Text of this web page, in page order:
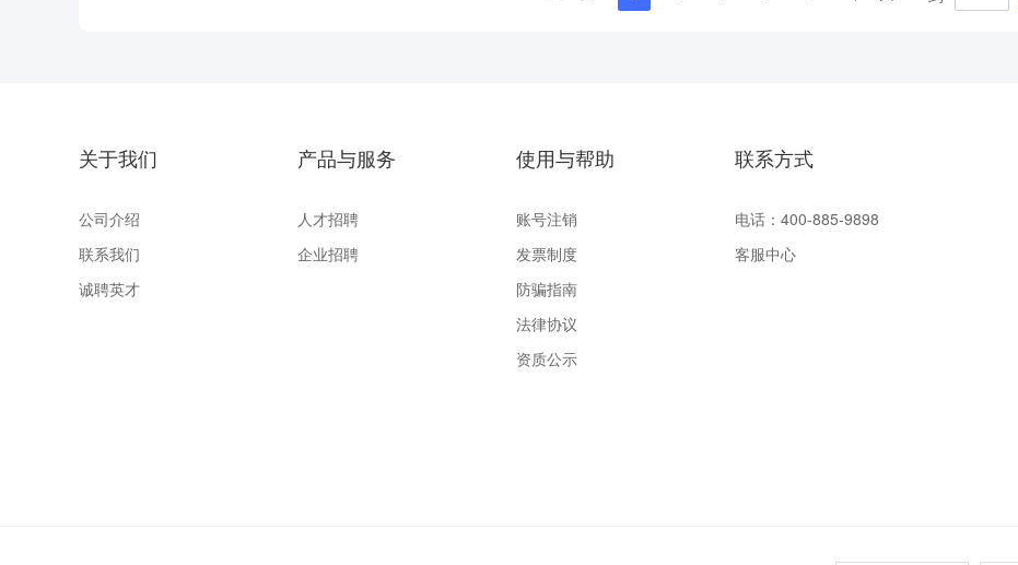
关于我们
公司介绍
联系我们
诚聘英才
产品与服务
人才招聘
企业招聘
使用与帮助
账号注销
发票制度
防骗指南
法律协议
资质公示
联系方式
电话：400-885-9898
客服中心